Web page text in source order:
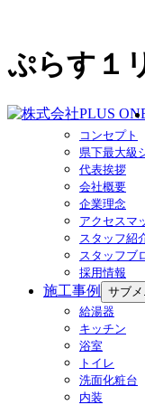
ぷらす１
コンセプト
県下最大級
代表挨拶
会社概要
企業理念
アクセスマ
スタッフ紹
スタッフブ
採用情報
施工事例
サブ
給湯器
キッチン
浴室
トイレ
洗面化粧台
内装